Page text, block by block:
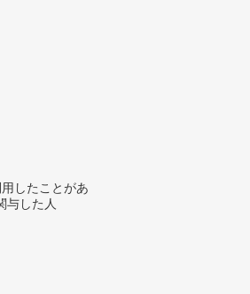
したことがあ
与した人